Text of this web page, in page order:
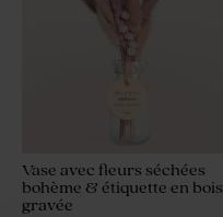
Vase avec fleurs séchées
bohème & étiquette en bois
gravée